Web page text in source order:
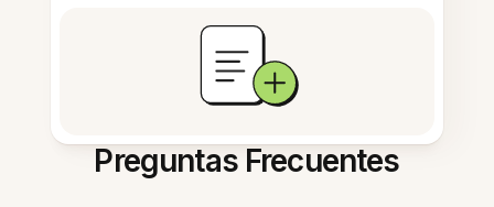
Preguntas Frecuentes